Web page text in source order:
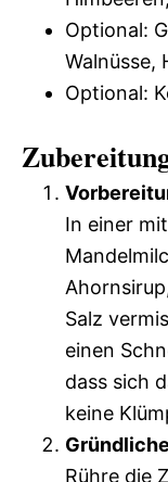
Optional:
Walnüsse,
Optional:
In einer
Salz
einen
dass sich
keine
Rühre die